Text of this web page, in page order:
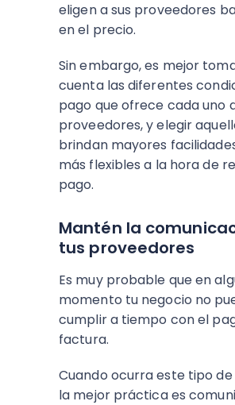
eligen a sus proveedores
en el precio.
Sin embargo, es mejor
cuenta las diferentes
pago que ofrece cada uno
proveedores, y elegir
brindan mayores
más flexibles a la hora de
pago.
Mantén la
tus proveedores
Es muy probable que en
momento tu negocio no
cumplir a tiempo con el
factura.
Cuando ocurra este tipo de
la mejor práctica es